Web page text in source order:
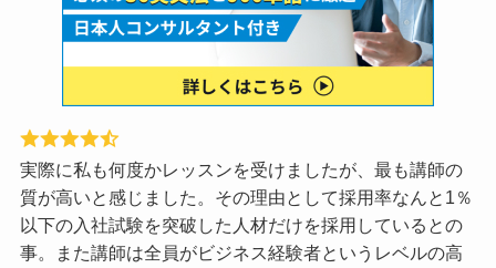
実際に私も何度かレッスンを受けましたが、最も講師の
質が高いと感じました。その理由として採用率なんと1％
以下の入社試験を突破した人材だけを採用しているとの
事。また講師は全員がビジネス経験者というレベルの高